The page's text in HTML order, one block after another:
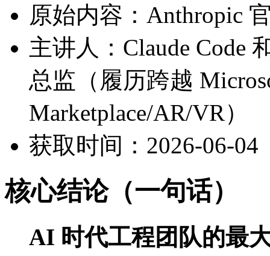
原始内容：Anthropic
主讲人：Claude Code
总监（履历跨越
Marketplace/AR/VR）
获取时间：2026-06-04
核心结论（一句话）
AI 时代工程团队的最